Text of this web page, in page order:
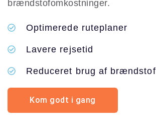
brændstofomkostninger.
Optimerede ruteplaner
Lavere rejsetid
Reduceret brug af brændstof
Kom godt i gang